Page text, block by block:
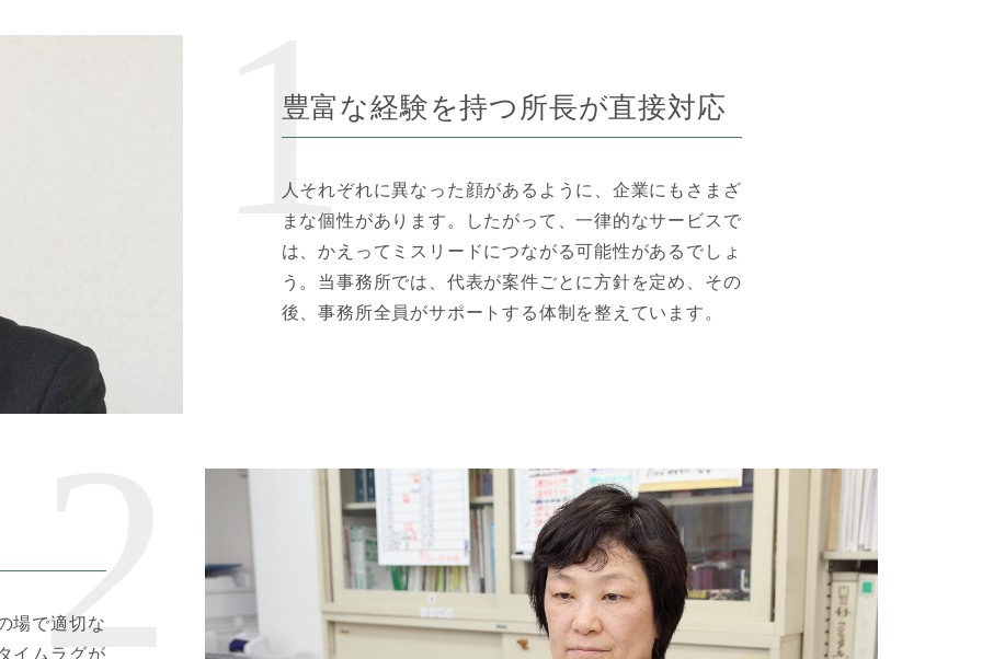
豊富な経験を持つ所長が直接対応
人それぞれに異なった顔があるように、企業にもさまざ
まな個性があります。したがって、一律的なサービスで
は、かえってミスリードにつながる可能性があるでしょ
う。当事務所では、代表が案件ごとに方針を定め、その
後、事務所全員がサポートする体制を整えています。
場で適切な
イムラグが